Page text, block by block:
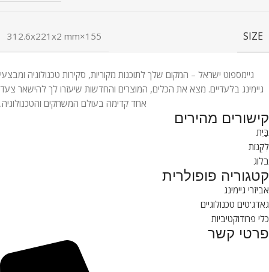
SIZE
155×312.6x221x2 mm
גיימספוט ישראל – המקום שלך לתוכנות מקוריות, סקירות טכנולוגיה ומבצעי
גיימינג בלעדיים. מצא את הכלים, המוצרים והחדשות שיעזרו לך להישאר צעד
אחד קדימה בעולם המשחקים והטכנולוגיה.
קישורים מהירים
בַּיִת
לִקְנוֹת
בלוג
קטגוריה פופולרית
אביזרי גיימינג
גאדג’טים טכנולוגיים
כלי פרודוקטיביות
פרטי קשר